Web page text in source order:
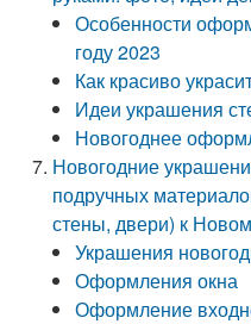
Особенности
году 2023
Как красиво
Идеи украшения
Новогоднее
Новогодние
подручных
стены, двери) к
Украшения
Оформления окна
Оформление